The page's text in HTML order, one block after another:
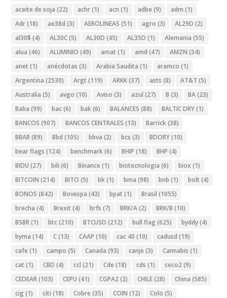
aceite de soja (22) achr(1) acn (1) adbe (9) adm (1)
Adr(18) ae38d (3) AEROLINEAS (51) agro (3) AL29D (2)
al30$ (4) AL30C(5) AL30D (45) AL35D (1) Alemania (55)
alua (46) ALUMINIO (49) amat (1) amd (47) AMZN (34)
anet (1) anécdotas (3) Arabia Saudita (1) aramco (1)
Argentina (2530) Argt (119) ARKK(37) asts (8) AT&T (5)
Australia (5) avgo (10) Aviso (3) azul (27) B (3) BA(23)
Baba (99) bac(6) bak(6) BALANCES (88) BALTIC DRY(1)
BANCOS (907) BANCOS CENTRALES (13) Barrick(38)
BBAR(89) Bbd (105) bbva (2) bcs (3) BDORY(10)
bear flags (124) benchmark(6) BHIP (18) BHP (4)
BIDU (27) bili (6) Binance (1) biotecnologia (6) biox (1)
BITCOIN (214) BITO (5) bk(1) bma (98) bnb (1) bolt (4)
BONOS (842) Bovespa (43) bpat (1) Brasil (1055)
brecha (4) Brexit (4) brfs (7) BRK/A(2) BRK/B (10)
BSBR(1) btc(210) BTCUSD (212) bull flag (625) byddy(4)
byma (14) C(13) CAAP (10) cac 40 (10) cadusd (19)
cafe (1) campo (5) Canada (93) canje (3) Cannabis (1)
cat (1) CBD (4) ccl (21) Cde (18) cds (1) ceco2(9)
CEDEAR(103) CEPU (41) CGPA2(2) CHILE(28) China (585)
cig (1) citi (18) Cobre (35) COIN (12) Colo (5)